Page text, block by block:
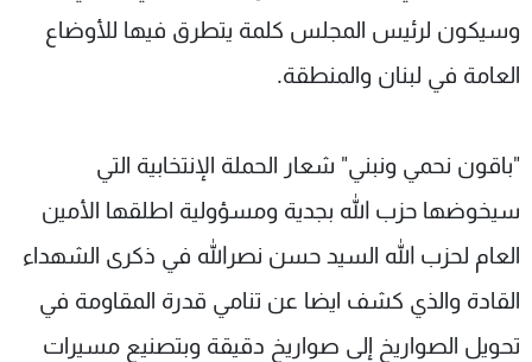
وسيكون لرئيس المجلس كلمة يتطرق فيها للأوضاع
العامة في لبنان والمنطقة.
"باقون نحمي ونبني" شعار الحملة الإنتخابية التي
سيخوضها حزب الله بجدية ومسؤولية اطلقها الأمين
العام لحزب الله السيد حسن نصرالله في ذكرى الشهداء
القادة والذي كشف ايضا عن تنامي قدرة المقاومة في
تحويل الصواريخ إلى صواريخ دقيقة وبتصنيع مسيرات